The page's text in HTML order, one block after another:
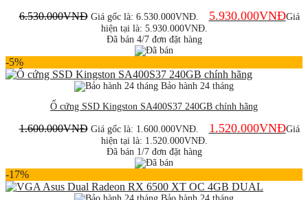
6.530.000VNĐ Giá gốc là: 6.530.000VNĐ. 5.930.000VNĐGiá
hiện tại là: 5.930.000VNĐ.
Đã bán 4/7 đơn đặt hàng
-5%
Bảo hành 24 tháng
Ổ cứng SSD Kingston SA400S37 240GB chính hãng
1.600.000VNĐ Giá gốc là: 1.600.000VNĐ. 1.520.000VNĐGiá
hiện tại là: 1.520.000VNĐ.
Đã bán 1/7 đơn đặt hàng
-17%